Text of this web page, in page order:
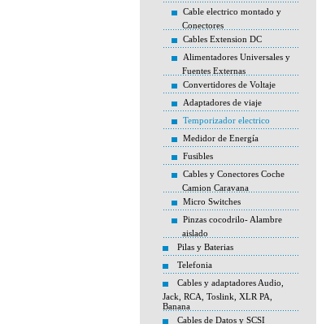
Cable electrico montado y
Conectores
Cables Extension DC
Alimentadores Universales y
Fuentes Externas
Convertidores de Voltaje
Adaptadores de viaje
Temporizador electrico
Medidor de Energía
Fusibles
Cables y Conectores Coche
Camion Caravana
Micro Switches
Pinzas cocodrilo- Alambre
aislado
Pilas y Baterias
Telefonia
Cables y adaptadores Audio,
Jack, RCA, Toslink, XLR PA,
Banana
Cables de Datos y SCSI